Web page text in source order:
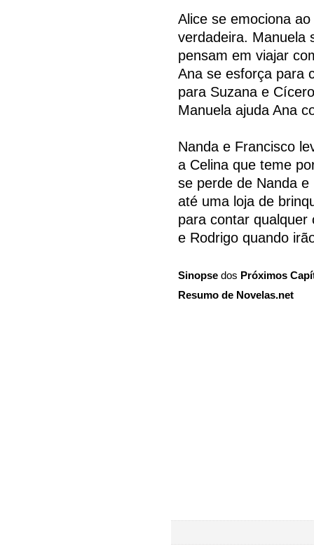
Alice se emociona
verdadeira. Manuela
pensam em viajar
Ana se esforça para
para Suzana e
Manuela ajuda Ana
Nanda e Francisco
a Celina que teme
se perde de Nanda
até uma loja de
para contar qualquer
e Rodrigo quando
Sinopse dos Próximos
Resumo de Novelas.net